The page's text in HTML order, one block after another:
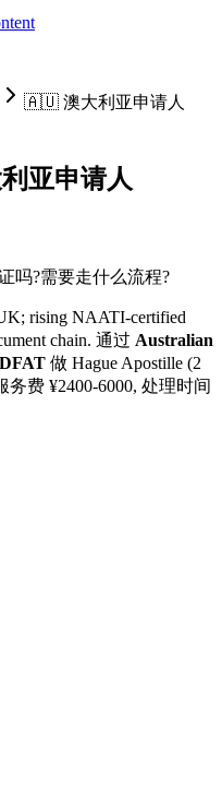
🇦🇺 澳大利亚申请人
亚申请人
吗?需要走什么流程?
rising NAATI-certified
chain. 通过 Australian
DFAT 做 Hague Apostille (2
务费 ¥2400-6000, 处理时间